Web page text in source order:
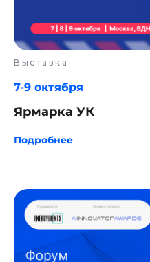
Выставка
7-9 октября
Ярмарка УК
Подробнее